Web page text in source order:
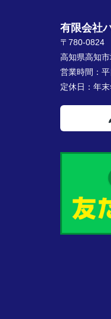
有限会社
〒780-0824
高知県高知
営業時間：
定休日： 年